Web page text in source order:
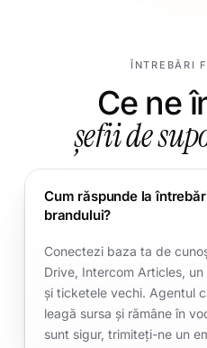
ÎNTREBĂRI
Ce ne
șefii de
Cum răspunde la
brandului?
Conectezi baza ta de
Drive, Intercom Articles,
și ticketele vechi. Agentul
leagă sursa și rămâne în
sunt sigur, trimiteți-ne un